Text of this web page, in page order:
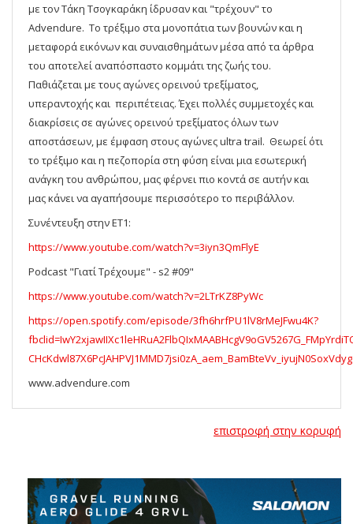
με τον Τάκη Τσογκαράκη ίδρυσαν και "τρέχουν" το
Advendure. Το τρέξιμο στα μονοπάτια των βουνών και η
μεταφορά εικόνων και συναισθημάτων μέσα από τα άρθρα
του αποτελεί αναπόσπαστο κομμάτι της ζωής του.
Παθιάζεται με τους αγώνες ορεινού τρεξίματος,
υπεραντοχής και περιπέτειας. Έχει πολλές συμμετοχές και
διακρίσεις σε αγώνες ορεινού τρεξίματος όλων των
αποστάσεων, με έμφαση στους αγώνες ultra trail. Θεωρεί ότι
το τρέξιμο και η πεζοπορία στη φύση είναι μια εσωτερική
ανάγκη του ανθρώπου, μας φέρνει πιο κοντά σε αυτήν και
μας κάνει να αγαπήσουμε περισσότερο το περιβάλλον.
Συνέντευξη στην ET1:
https://www.youtube.com/watch?v=3iyn3QmFlyE
Podcast "Γιατί Τρέχουμε" - s2 #09"
https://www.youtube.com/watch?v=2LTrKZ8PyWc
https://open.spotify.com/episode/3fh6hrfPU1lV8rMeJFwu4K?
CHcKdwl87X6PcJAHPVJ1MMD7jsi0zA_aem_BamBteVv_iyujN0SoxVdyg
www.advendure.com
επιστροφή στην κορυφή